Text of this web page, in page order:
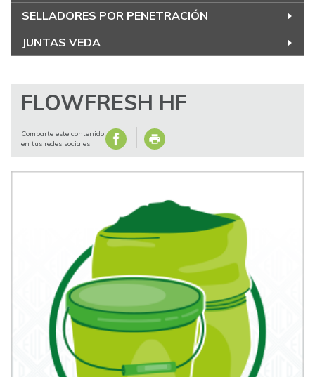
SELLADORES POR PENETRACIÓN
JUNTAS VEDA
FLOWFRESH HF
Comparte este contenido
en tus redes sociales